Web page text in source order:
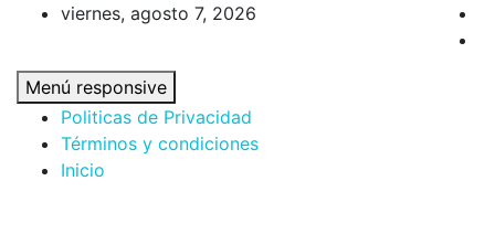
Saltar
contenido
viernes, agosto 7, 2026
Menú responsive
Politicas de Privacidad
Términos y condiciones
Inicio